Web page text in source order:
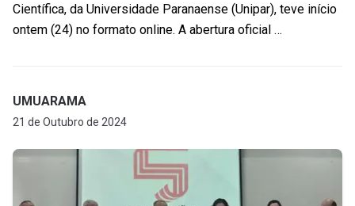
Científica, da Universidade Paranaense (Unipar), teve início
ontem (24) no formato online. A abertura oficial …
UMUARAMA
21 de Outubro de 2024